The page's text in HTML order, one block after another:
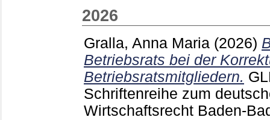
2026
Gralla, Anna Maria (2026)
Betriebsrats bei der
Betriebsratsmitgliedern.
Schriftenreihe zum
Wirtschaftsrecht Baden-